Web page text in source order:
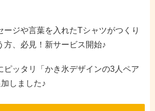
ージや言葉を入れたTシャツがつくり
方、必見！新サービス開始♪
ピッタリ「かき氷デザインの3人ペア
しました♪